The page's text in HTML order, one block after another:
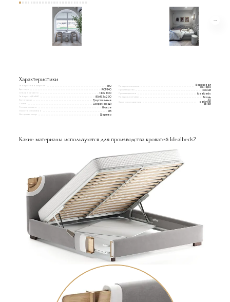
Характеристики
Габаритная ширина
160
Артикул
ROM140
Спальное место
140x200
Габариты(ВxШxГ)
85х162х230
Категории
Двуспальные
Стиль
Современный
Тип изголовья
Низкое
Высота изголовья
85
Материал опор
Дерево
Материал каркаса
Березовая
фанера
Производство
Россия
Производитель
Idealbeds
Материал обивки
Ткань
Срок изготовления
30
рабочих
дней
Какие материалы используются для производства кроватей Idealbeds?